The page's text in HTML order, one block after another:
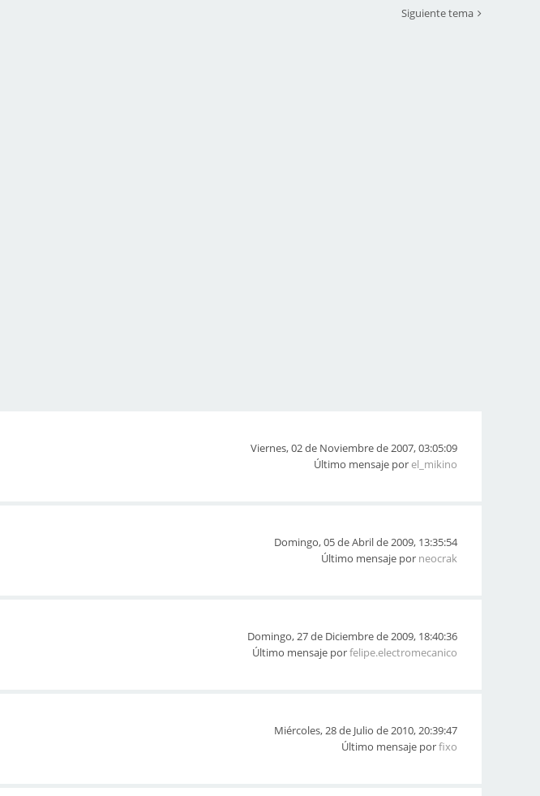
Siguiente tema
Viernes, 02 de Noviembre de 2007, 03:05:09
Último mensaje porel_mikino
Domingo, 05 de Abril de 2009, 13:35:54
Último mensaje por neocrak
Domingo, 27 de Diciembre de 2009, 18:40:36
Último mensaje porfelipe.electromecanico
Miércoles, 28 de Julio de 2010, 20:39:47
Último mensaje porfixo